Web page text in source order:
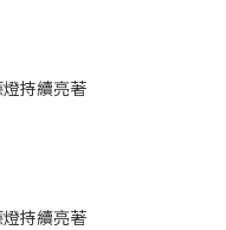
持續亮著
持續亮著